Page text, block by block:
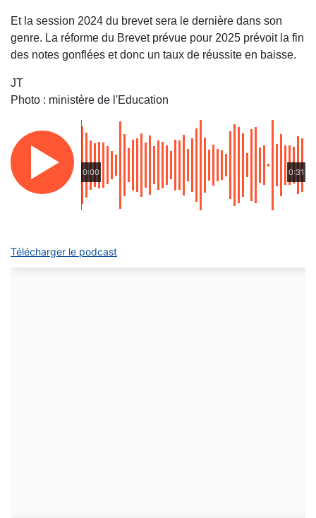
Et la session 2024 du brevet sera le dernière dans son
genre. La réforme du Brevet prévue pour 2025 prévoit la fin
des notes gonflées et donc un taux de réussite en baisse.
JT
Photo : ministère de l'Education
0:00 0:31
Télécharger le podcast